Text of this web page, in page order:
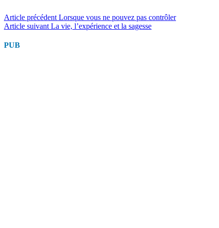
Lire
la
suite
Article précédent Lorsque vous ne pouvez pas contrôler
Article suivant La vie, l’expérience et la sagesse
PUB